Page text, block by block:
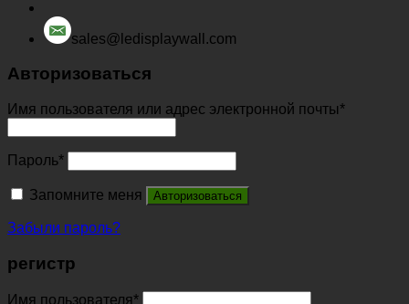
sales@ledisplaywall.com
Авторизоваться
Имя пользователя или адрес электронной почты*
Пароль*
Запомните меня Авторизоваться
Забыли пароль?
регистр
Имя пользователя*